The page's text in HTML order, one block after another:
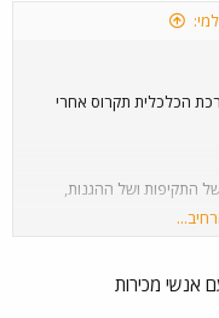
הכלכלית תקרוס אחרי
התקיפות ושל ההגנות,
אנשי מכירות